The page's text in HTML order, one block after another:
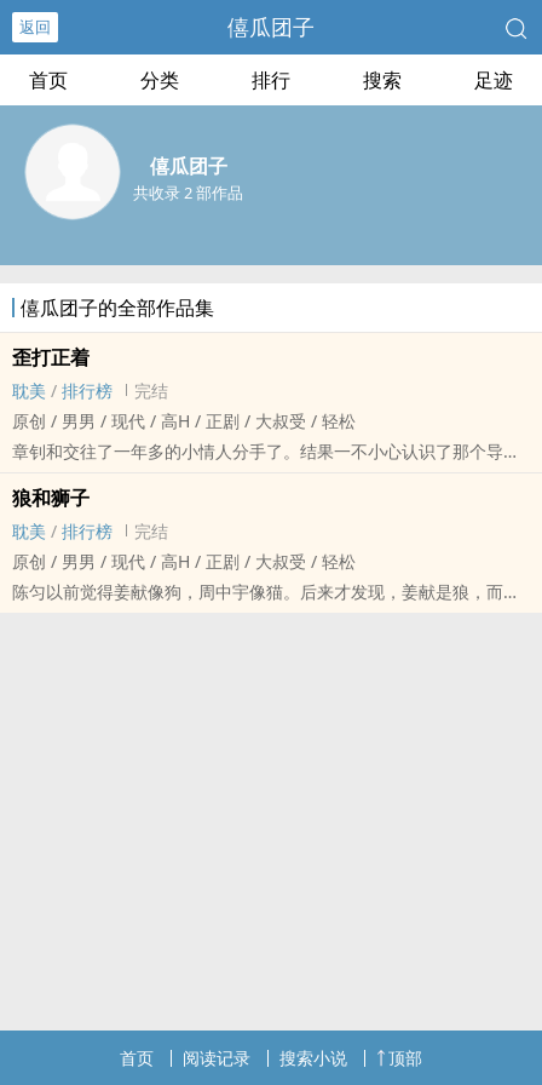
返回 僖瓜团子
首页 分类 排行 搜索 足迹
僖瓜团子
共收录 2 部作品
僖瓜团子的全部作品集
歪打正着
‍‌耽‎‎美‍‌‎ / 排行榜
完结
原创 / ‌‍‎男‌男‌‎‌ / 现代 / ‎‌‎高‌‎H‌‍ / 正剧 / 大叔受 / 轻松
章钊和交往了一年多的小情人分手了。结果一不小心认识了那个导致
一诺生日快乐＜3
狼和狮子
‍‌耽‎‎美‍‌‎ / 排行榜
完结
原创 / ‌‍‎男‌男‌‎‌ / 现代 / ‎‌‎高‌‎H‌‍ / 正剧 / 大叔受 / 轻松
陈匀以前觉得姜献像狗，周中宇像猫。后来才发现，姜献是狼，而周
首页 阅读记录 搜索小说 顶部